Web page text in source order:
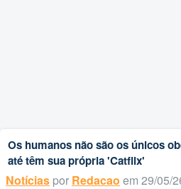
Os humanos não são os únicos
até têm sua própria 'Catflix'
Notícias por Redacao em 29/05/